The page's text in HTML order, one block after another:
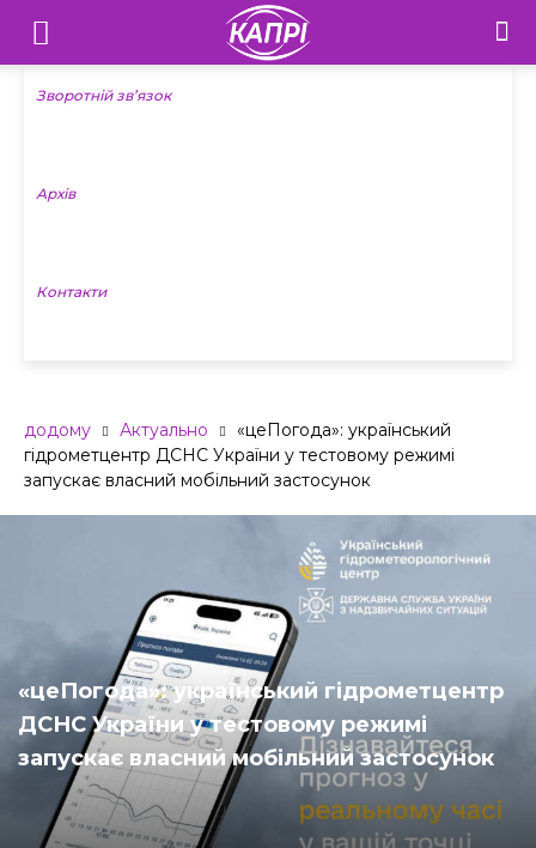
Телебачення
«Капрі»
Новини
Зворотній зв’язок
Архів
Контакти
додому Актуально
«цеПогода»: український
гідрометцентр ДСНС України у тестовому режимі
запускає власний мобільний застосунок
«цеПогода»: український гідрометцентр
ДСНС України у тестовому режимі
запускає власний мобільний застосунок